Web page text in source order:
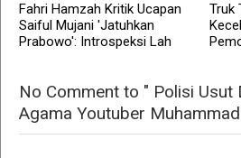
Fahri Hamzah Kritik Ucapan
Saiful Mujani 'Jatuhkan
Prabowo': Introspeksi Lah
Truk
No Comment to " Polisi Usut
Agama Youtuber